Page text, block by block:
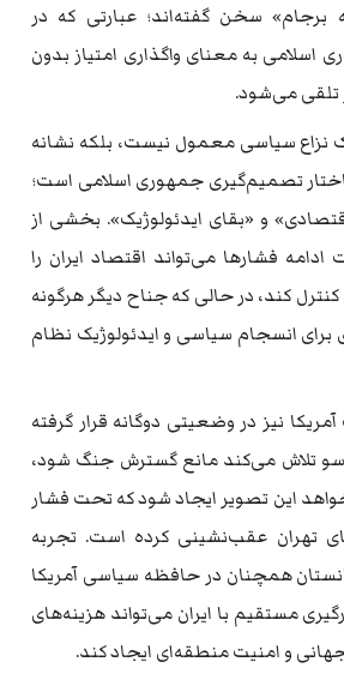
برجام» سخن گفته‌اند؛ عبارتی که در
اسلامی به معنای واگذاری امتیاز بدون
تلقی می‌شود.
نزاع سیاسی معمول نیست، بلکه نشانه
تصمیم‌گیری جمهوری اسلامی است؛
و «بقای ایدئولوژیک». بخشی از
فشارها می‌تواند اقتصاد ایران را
کنترل کند، در حالی که جناح دیگر هرگونه
انسجام سیاسی و ایدئولوژیک نظام
نیز در وضعیتی دوگانه قرار گرفته
تلاش می‌کند مانع گسترش جنگ شود،
این تصویر ایجاد شود که تحت فشار
تهران عقب‌نشینی کرده است. تجربه
همچنان در حافظه سیاسی آمریکا
مستقیم با ایران می‌تواند هزینه‌های
و امنیت منطقه‌ای ایجاد کند.